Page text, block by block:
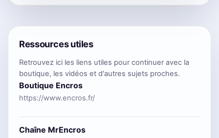
Ressources utiles
Retrouvez ici les liens utiles pour continuer avec la
boutique, les vidéos et d'autres sujets proches.
Boutique Encros
https://www.encros.fr/
Chaîne MrEncros